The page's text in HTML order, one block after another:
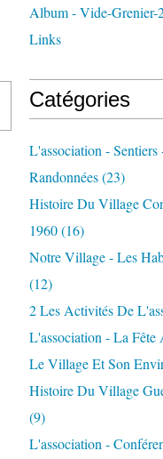
Album - Vide-Grenier-
Links
Catégories
L'association - Sentiers
Randonnées(23)
Histoire Du Village
1960(16)
Notre Village - Les
(12)
2 Les Activités De
L'association - La
Le Village Et Son
Histoire Du Village
(9)
L'association -